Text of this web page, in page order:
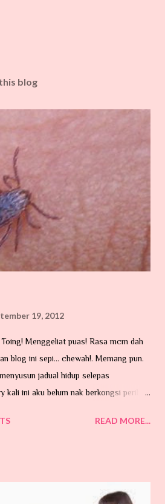
blog
19, 2012
Menggeliat puas! Rasa mcm dah
blog ini sepi... chewah!. Memang pun.
jadual hidup selepas
kali ini aku belum nak berkongsi perihal
dalam gambar ni. Sumber GOOGLE.
suka hisap darah. Dia ni kecik je...
READ MORE...